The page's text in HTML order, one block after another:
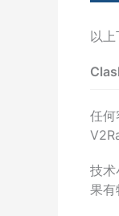
以
任何
技术
果有